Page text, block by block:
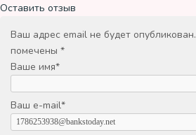
Оставить отзыв
Ваш адрес email не будет опубликован.
помечены *
Ваше имя*
Ваш e-mail*